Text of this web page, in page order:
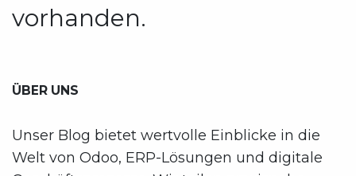
vorhanden.
ÜBER UNS
Unser Blog bietet wertvolle Einblicke in die
Welt von Odoo, ERP-Lösungen und digitale